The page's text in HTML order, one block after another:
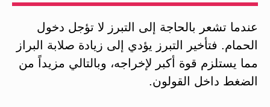
عندما تشعر بالحاجة إلى التبرز لا تؤجل دخول
الحمام. فتأخير التبرز يؤدي إلى زيادة صلابة البراز
مما يستلزم قوة أكبر لإخراجه، وبالتالي مزيداً من
الضغط داخل القولون.